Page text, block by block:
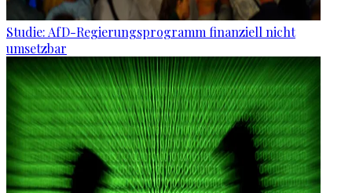
Studie: AfD-Regierungsprogramm finanziell nicht
umsetzbar